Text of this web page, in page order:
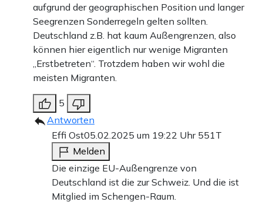
aufgrund der geographischen Position und langer
Seegrenzen Sonderregeln gelten sollten.
Deutschland z.B. hat kaum Außengrenzen, also
können hier eigentlich nur wenige Migranten
„Erstbetreten“. Trotzdem haben wir wohl die
meisten Migranten.
5
Antworten
Effi Ost05.02.2025 um 19:22 Uhr 551T
Melden
Die einzige EU-Außengrenze von
Deutschland ist die zur Schweiz. Und die ist
Mitglied im Schengen-Raum.